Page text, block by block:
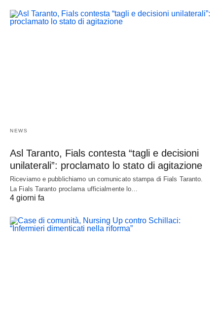
NEWS
Asl Taranto, Fials contesta “tagli e decisioni
unilaterali”: proclamato lo stato di agitazione
Riceviamo e pubblichiamo un comunicato stampa di Fials Taranto.
La Fials Taranto proclama ufficialmente lo…
4 giorni fa